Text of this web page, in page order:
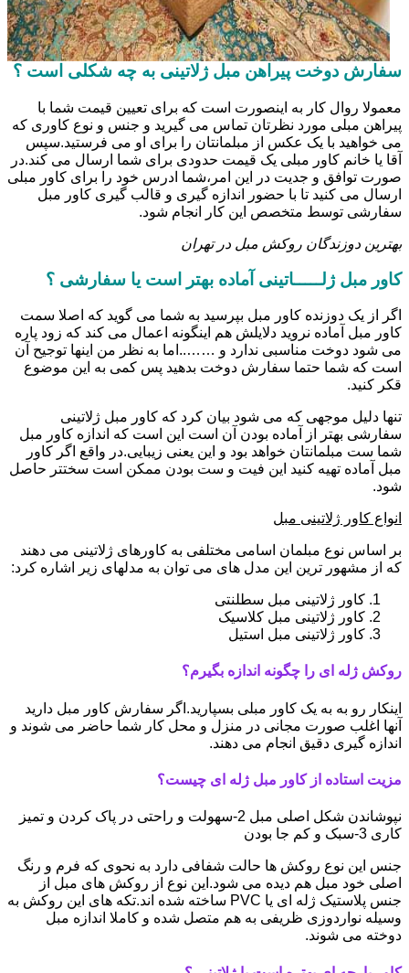
سفارش دوخت پیراهن مبل ژلاتینی به چه شکلی است ؟
معمولا روال کار به اینصورت است که برای تعیین قیمت شما با
پیراهن مبلی مورد نظرتان تماس می گیرید و جنس و نوع کاوری که
می خواهید با یک عکس از مبلمانتان را برای او می فرستید.سپس
آقا یا خانم کاور مبلی یک قیمت حدودی برای شما ارسال می کند.در
صورت توافق و جدیت در این امر،شما ادرس خود را برای کاور مبلی
ارسال می کنید تا با حضور اندازه گیری و قالب گیری کاور مبل
سفارشی توسط متخصص این کار انجام شود.
بهترین دوزندگان روکش مبل در تهران
کاور مبل ژلـــــاتینی آماده بهتر است یا سفارشی ؟
اگر از یک دوزنده کاور مبل بپرسید به شما می گوید که اصلا سمت
کاور مبل آماده نروید دلایلش هم اینگونه اعمال می کند که زود پاره
می شود دوخت مناسبی ندارد و ……..اما به نظر من اینها توجیح آن
است که شما حتما سفارش دوخت بدهید پس کمی به این موضوع
قکر کنید.
تنها دلیل موجهی که می شود بیان کرد که کاور مبل ژلاتینی
سفارشی بهتر از آماده بودن آن است این است که اندازه کاور مبل
شما ست مبلمانتان خواهد بود و این یعنی زیبایی.در واقع اگر کاور
مبل آماده تهیه کنید این فیت و ست بودن ممکن است سختتر حاصل
شود.
انواع کاور ژلاتینی مبل
بر اساس نوع مبلمان اسامی مختلفی به کاورهای ژلاتینی می دهند
که از مشهور ترین این مدل های می توان به مدلهای زیر اشاره کرد:
کاور ژلاتینی مبل سطلنتی
کاور ژلاتینی مبل کلاسیک
کاور ژلاتینی مبل استیل
روکش ژله ای را چگونه اندازه بگیرم؟
اینکار رو به به یک کاور مبلی بسپارید.اگر سفارش کاور مبل دارید
آنها اغلب صورت مجانی در منزل و محل کار شما حاضر می شوند و
اندازه گیری دقیق انجام می دهند.
مزیت استاده از کاور مبل ژله ای چیست؟
نپوشاندن شکل اصلی مبل 2-سهولت و راحتی در پاک کردن و تمیز
کاری 3-سبک و کم جا بودن
جنس این نوع روکش ها حالت شفافی دارد به نحوی که فرم و رنگ
اصلی خود مبل هم دیده می شود.این نوع از روکش های مبل از
جنس پلاستیک ژله ای یا PVC ساخته شده اند.تکه های این روکش به
وسیله نواردوزی ظریفی به هم متصل شده و کاملا اندازه مبل
دوخته می شوند.